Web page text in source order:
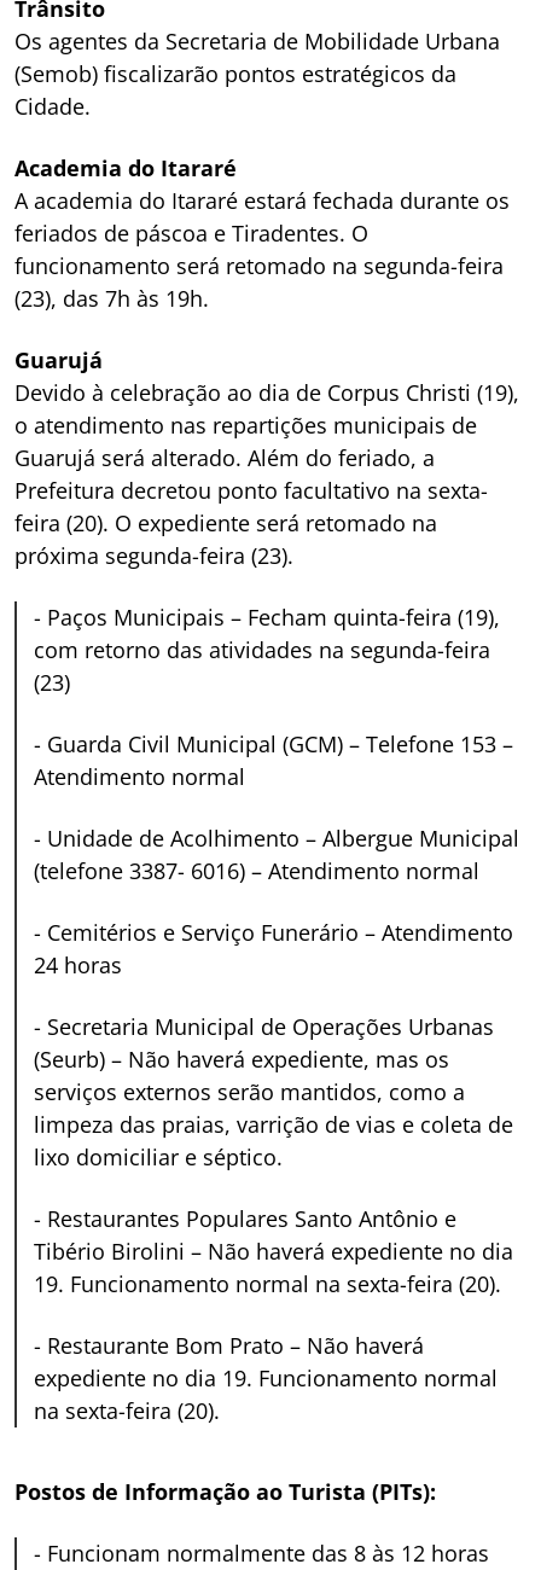
Trânsito
Os agentes da Secretaria de Mobilidade Urbana
(Semob) fiscalizarão pontos estratégicos da
Cidade.
Academia do Itararé
A academia do Itararé estará fechada durante os
feriados de páscoa e Tiradentes. O
funcionamento será retomado na segunda-feira
(23), das 7h às 19h.
Guarujá
Devido à celebração ao dia de Corpus Christi (19),
o atendimento nas repartições municipais de
Guarujá será alterado. Além do feriado, a
Prefeitura decretou ponto facultativo na sexta-
feira (20). O expediente será retomado na
próxima segunda-feira (23).
- Paços Municipais – Fecham quinta-feira (19),
com retorno das atividades na segunda-feira
(23)
- Guarda Civil Municipal (GCM) – Telefone 153 –
Atendimento normal
- Unidade de Acolhimento – Albergue Municipal
(telefone 3387- 6016) – Atendimento normal
- Cemitérios e Serviço Funerário – Atendimento
24 horas
- Secretaria Municipal de Operações Urbanas
(Seurb) – Não haverá expediente, mas os
serviços externos serão mantidos, como a
limpeza das praias, varrição de vias e coleta de
lixo domiciliar e séptico.
- Restaurantes Populares Santo Antônio e
Tibério Birolini – Não haverá expediente no dia
19. Funcionamento normal na sexta-feira (20).
- Restaurante Bom Prato – Não haverá
expediente no dia 19. Funcionamento normal
na sexta-feira (20).
Postos de Informação ao Turista (PITs):
- Funcionam normalmente das 8 às 12 horas